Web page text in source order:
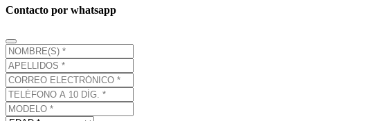
Contacto por whatsapp